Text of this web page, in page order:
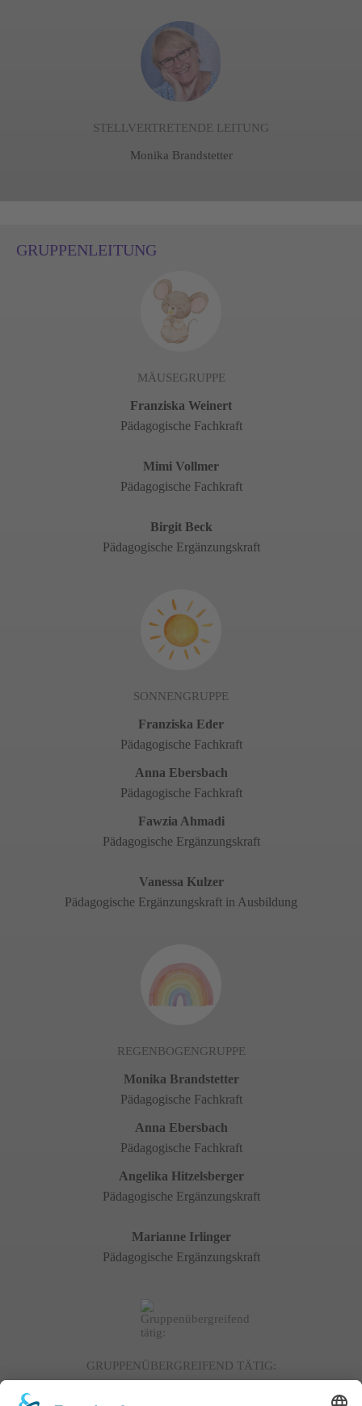
STELLVERTRETENDE LEITUNG
Monika Brandstetter
GRUPPENLEITUNG
MÄUSEGRUPPE
Franziska Weinert
Pädagogische Fachkraft
Mimi Vollmer
Pädagogische Fachkraft
Birgit Beck
Pädagogische Ergänzungskraft
SONNENGRUPPE
Franziska Eder
Pädagogische Fachkraft
Anna Ebersbach
Pädagogische Fachkraft
Fawzia Ahmadi
Pädagogische Ergänzungskraft
Vanessa Kulzer
Pädagogische Ergänzungskraft in Ausbildung
REGENBOGENGRUPPE
Monika Brandstetter
Pädagogische Fachkraft
Anna Ebersbach
Pädagogische Fachkraft
Angelika Hitzelsberger
Pädagogische Ergänzungskraft
Marianne Irlinger
Pädagogische Ergänzungskraft
GRUPPENÜBERGREIFEND TÄTIG: